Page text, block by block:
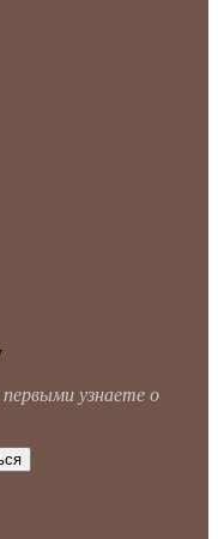
узнаете о